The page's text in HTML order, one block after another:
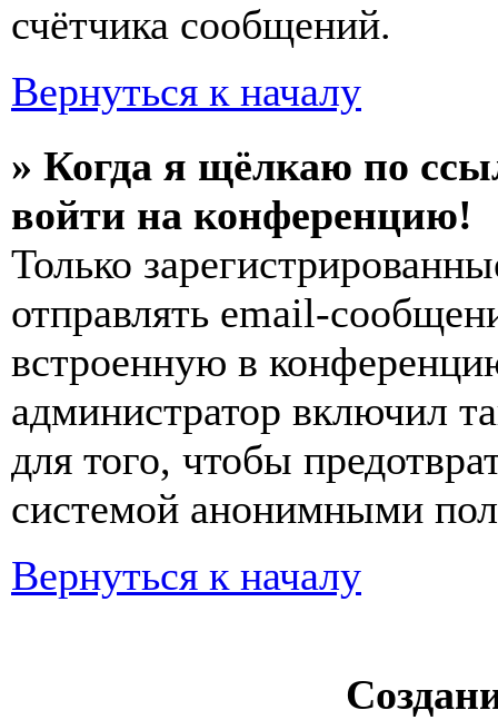
счётчика сообщений.
Вернуться к началу
» Когда я щёлкаю по
войти на конференцию!
Только
отправлять email-
встроенную в
администратор включил
для того, чтобы
системой анонимными
Вернуться к началу